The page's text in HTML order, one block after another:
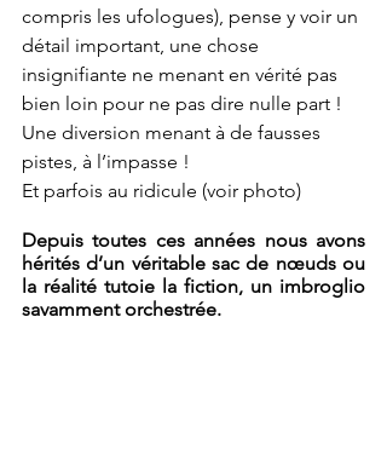
compris les ufologues), pense y voir un
détail important, une chose
insignifiante ne menant en vérité pas
bien loin pour ne pas dire nulle part !
Une diversion menant à de fausses
pistes, à l’impasse !
Et parfois au ridicule (voir photo)
Depuis toutes ces années nous avons
hérités d’un véritable sac de nœuds ou
la réalité tutoie la fiction, un imbroglio
savamment orchestrée.